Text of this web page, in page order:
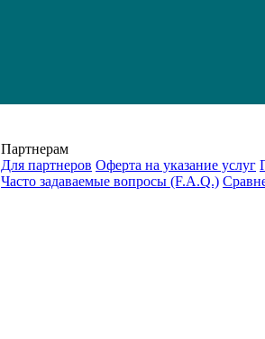
Партнерам
Для партнеров Оферта на указание услуг
Часто задаваемые вопросы (F.A.Q.)